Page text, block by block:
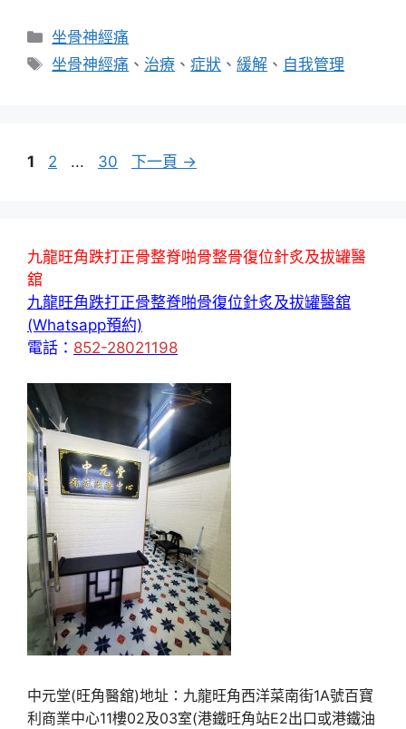
分
類
坐骨神經痛
標
坐骨神經痛 、 治療 、症狀 、緩解 、 自我管理
頁
1
頁
2 ...
頁
30 下一頁 →
九龍旺角跌打正骨整脊啪骨整骨復位針炙及拔罐醫
舘
九龍旺角跌打正骨整脊啪骨復位針炙及拔罐醫舘
(Whatsapp預約)
電話： 852-28021198
中元堂(旺角醫舘)地址：九龍旺角西洋菜南街1A號百寶
利商業中心11樓02及03室(港鐵旺角站E2出口或港鐵油